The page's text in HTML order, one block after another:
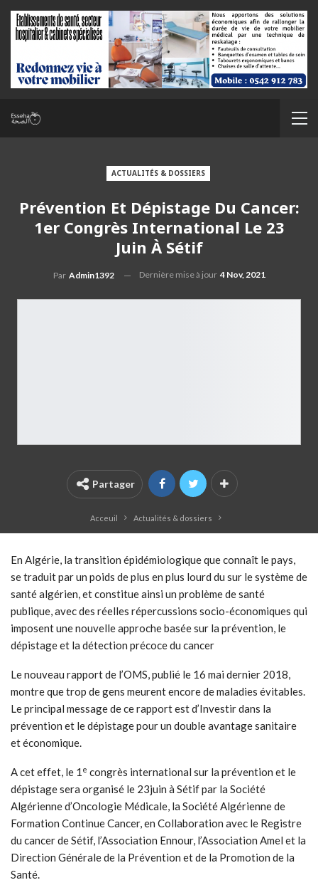
ACTUALITÉS & DOSSIERS
Prévention Et Dépistage Du Cancer:
1er Congrès International Le 23
Juin À Sétif
Par Admin1392 Dernière mise à jour 4 Nov, 2021
Partager
Acceuil Actualités & dossiers
En Algérie, la transition épidémiologique que connaît le pays,
se traduit par un poids de plus en plus lourd du sur le système de
santé algérien, et constitue ainsi un problème de santé
publique, avec des réelles répercussions socio-économiques qui
imposent une nouvelle approche basée sur la prévention, le
dépistage et la détection précoce du cancer
Le nouveau rapport de l’OMS, publié le 16 mai dernier 2018,
montre que trop de gens meurent encore de maladies évitables.
Le principal message de ce rapport est d’Investir dans la
prévention et le dépistage pour un double avantage sanitaire
et économique.
A cet effet, le 1 e congrès international sur la prévention et le
dépistage sera organisé le 23juin à Sétif par la Société
Algérienne d’Oncologie Médicale, la Société Algérienne de
Formation Continue Cancer, en Collaboration avec le Registre
du cancer de Sétif, l’Association Ennour, l’Association Amel et la
Direction Générale de la Prévention et de la Promotion de la
Santé.